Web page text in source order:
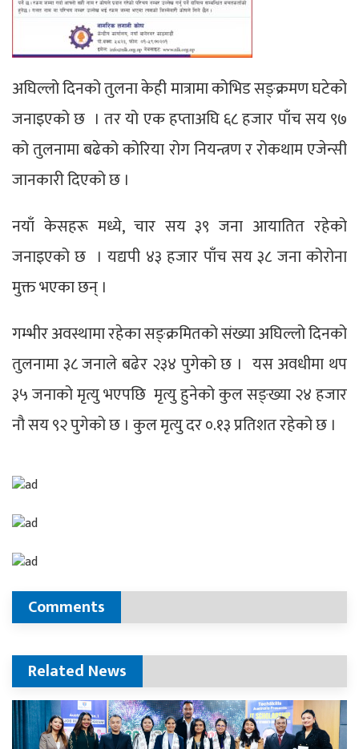
अघिल्लो दिनको तुलना केही मात्रामा कोभिड सङ्क्रमण घटेको
जनाइएको छ । तर यो एक हप्ताअघि ६८ हजार पाँच सय ९७
को तुलनामा बढेको कोरिया रोग नियन्त्रण र रोकथाम एजेन्सी
जानकारी दिएको छ ।
नयाँ केसहरू मध्ये, चार सय ३९ जना आयातित रहेको
जनाइएको छ । यद्यपी ४३ हजार पाँच सय ३८ जना कोरोना
मुक्त भएका छन् ।
गम्भीर अवस्थामा रहेका सङ्क्रमितको संख्या अघिल्लो दिनको
तुलनामा ३८ जनाले बढेर २३४ पुगेको छ । यस अवधीमा थप
३५ जनाको मृत्यु भएपछि मृत्यु हुनेको कुल सङ्ख्या २४ हजार
नौ सय ९२ पुगेको छ । कुल मृत्यु दर ०.१३ प्रतिशत रहेको छ ।
Comments
Related News